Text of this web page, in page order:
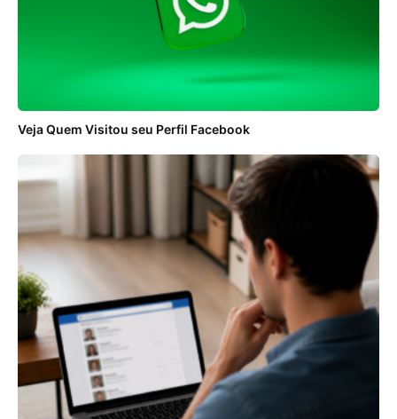
Veja Quem Visitou seu Perfil Facebook